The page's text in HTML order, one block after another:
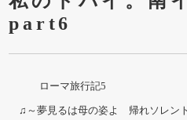
part6
ローマ旅行記5
♫～夢見るは母の姿よ 帰れソレン